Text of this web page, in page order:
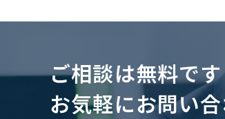
ご相談は無料です
お気軽にお問い